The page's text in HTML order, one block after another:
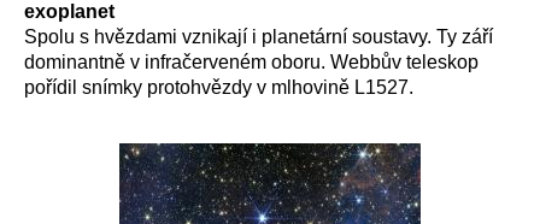
exoplanet
Spolu s hvězdami vznikají i planetární soustavy. Ty září
dominantně v infračerveném oboru. Webbův teleskop
pořídil snímky protohvězdy v mlhovině L1527.